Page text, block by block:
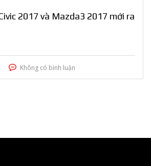
2017 và Mazda3 2017 mới ra
Không có bình luận